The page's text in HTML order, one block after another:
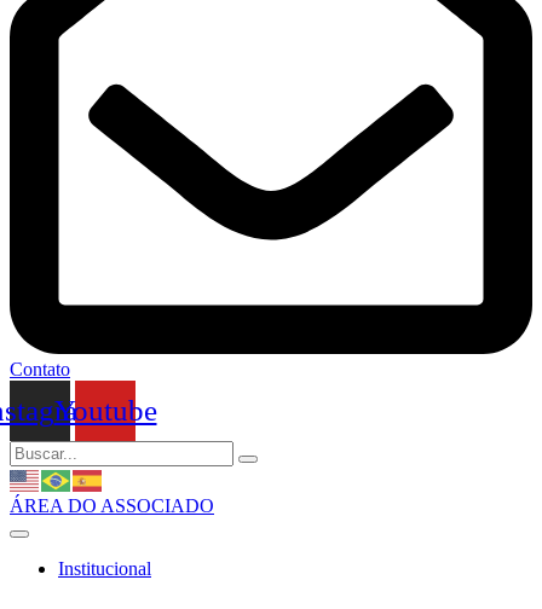
Contato
Youtube
ÁREA DO ASSOCIADO
Institucional